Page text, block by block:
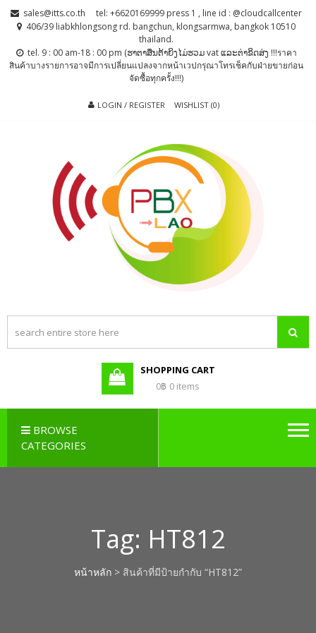
Skip
Skip sales@itts.co.th
tel: +6620169999 press 1 , line id : @cloudcallcenter
406/39 liabkhlongsong rd. bangchun, klongsarmwa, bangkok 10510
thailand.
tel. 9 : 00 am-18 : 00 pm (ຮາຕາສຶນຕ້າຍິງໄມ່ຮວມ vat ແລະຕ່າຂິດສ່ງ !!!ราคา
สินค้าบางรายการอาจมีการเปลี่ยนแปลงจากหน้าเวปกรุณาโทรเช็คกับฝ่ายขายก่อน
จัดซื้อทุกครั้ง!!!)
LOGIN / REGISTER WISHLIST (0)
PBX LAO, IP-
PBX LAO,
PABX LAO,
NETWORK
SHOPPING CART
0฿ 0 items
BROWSE
CATEGORIES
Tag: HT812
หน้าหลัก > สินค้าที่มีป้ายกำกับ “HT812”